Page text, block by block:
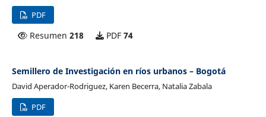
PDF
Resumen 218 PDF 74
Semillero de Investigación en ríos urbanos – Bogotá
David Aperador-Rodriguez, Karen Becerra, Natalia Zabala
PDF